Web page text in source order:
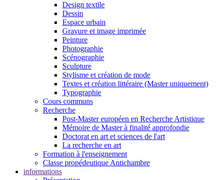
Design textile
Dessin
Espace urbain
Gravure et image imprimée
Peinture
Photographie
Scénographie
Sculpture
Stylisme et création de mode
Textes et création littéraire (Master uniquement)
Typographie
Cours communs
Recherche
Post-Master européen en Recherche Artistique
Mémoire de Master à finalité approfondie
Doctorat en art et sciences de l'art
La recherche en art
Formation à l'enseignement
Classe propédeutique Antichambre
informations